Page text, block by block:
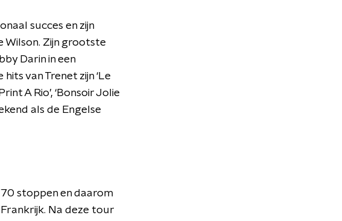
succes en zijn
Wilson. Zijn grootste
Darin in een
van Trenet zijn ‘Le
A Rio’, ‘Bonsoir Jolie
als de Engelse
stoppen en daarom
Na deze tour